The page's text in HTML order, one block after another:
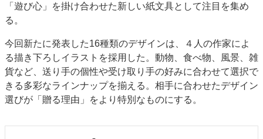
「遊び心」を掛け合わせた新しい紙文具として注目を集め
る。
今回新たに発表した16種類のデザインは、４人の作家によ
る描き下ろしイラストを採用した。動物、食べ物、風景、雑
貨など、送り手の個性や受け取り手の好みに合わせて選択で
きる多彩なラインナップを揃える。相手に合わせたデザイン
選びが「贈る理由」をより特別なものにする。